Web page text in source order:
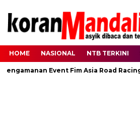
HOME NASIONAL NTB TERKINI
Event Fim Asia Road Racing